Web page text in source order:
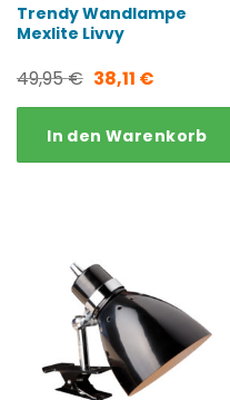
Trendy Wandlampe
Mexlite Livvy
49,95€ Ursprünglicher
Preis
war:
38,11 €Aktueller
Preis
ist:
In den Warenkorb